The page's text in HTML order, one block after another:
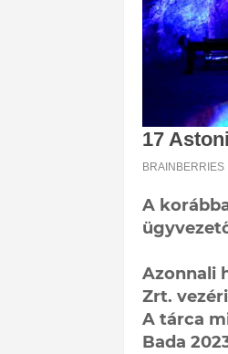
A
Azonnali
Zrt.
A tárca
Bada